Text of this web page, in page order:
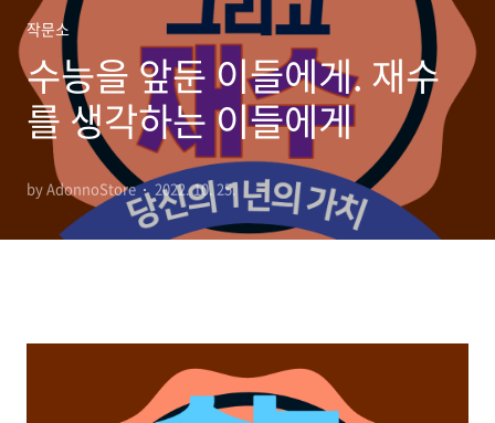
작문소
수능을 앞둔 이들에게. 재수
를 생각하는 이들에게
by AdonnoStore 2022. 10. 25.